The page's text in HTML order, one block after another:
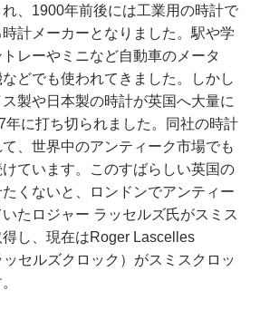
、1900年前後には工業用の時計で
計メーカーとなりました。駅や学
レーやミニなど自動車のメータ
どでも使われてきました。しかし
製や日本製の時計が英国へ大量に
年に打ち切られました。同社の時計
、世界中のアンティーク市場でも
ています。このすばらしい英国の
くないと、ロンドンでアンティー
たロジャー ラッセルズ氏がスミス
し、現在はRoger Lascelles
セルズクロック）がスミスクロッ